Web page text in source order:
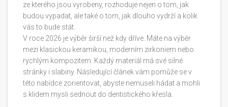
ze kterého jsou vyrobeny, rozhoduje nejen o tom, jak
budou vypadat, ale také o tom, jak dlouho vydrží a kolik
vás to bude stát.
V roce 2026 je výběr širší než kdy dříve. Máte na výběr
mezi klasickou keramikou, moderním zirkoniem nebo
rychlým kompozitem. Každý materiál má své silné
stránky i slabiny. Následující článek vám pomůže se v
této nabídce zorientovat, abyste nemuseli hádat a mohli
s klidem mysli sednout do dentistického křesla.